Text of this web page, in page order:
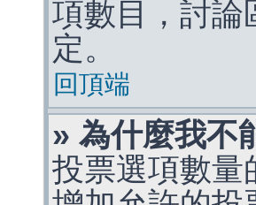
項數目，討論
定。
回頂端
» 為什麼我不
投票選項數量